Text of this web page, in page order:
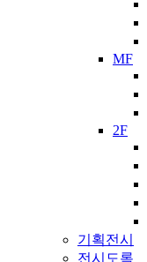
MF
2F
기획전시
전시도록